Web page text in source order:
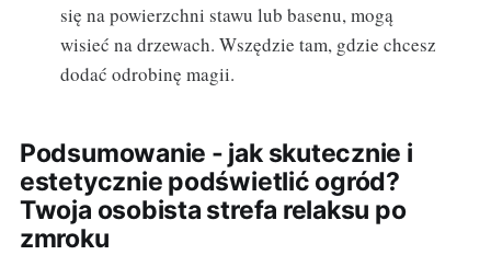
się na powierzchni stawu lub basenu, mogą
wisieć na drzewach. Wszędzie tam, gdzie chcesz
dodać odrobinę magii.
Podsumowanie - jak skutecznie i
estetycznie podświetlić ogród?
Twoja osobista strefa relaksu po
zmroku